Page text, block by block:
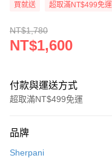
買就送 超取滿NT$499免運
NT$1,780
NT$1,600
付款與運送方式
超取滿NT$499免運
信用卡一次付款
品牌
Sherpani